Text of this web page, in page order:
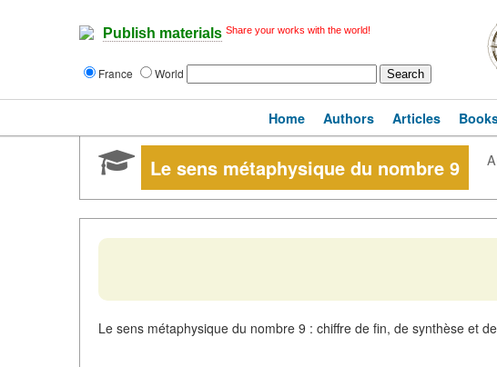
Publish materials Share your works with the world!
France World
Home Authors Articles
Le sens métaphysique du nombre 9
Le sens métaphysique du nombre 9 : chiffre de fin, de synthèse et